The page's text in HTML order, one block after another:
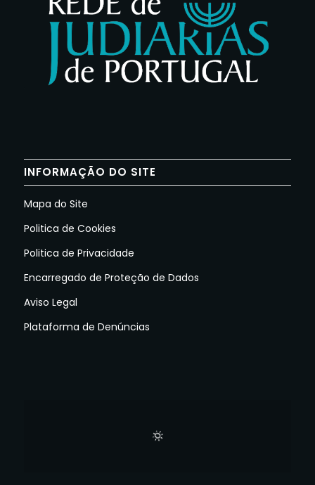
INFORMAÇÃO DO SITE
Mapa do Site
Politica de Cookies
Politica de Privacidade
Encarregado de Proteção de Dados
Aviso Legal
Plataforma de Denúncias